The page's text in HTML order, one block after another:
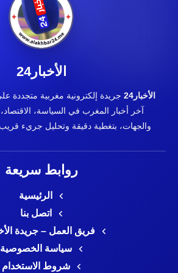
الأخبار24
الأخبار24
جريدة إلكترونية مغربية متجددة
آخر أخبار المغرب في السياسة، الاقتصاد،
والجهات، بتغطية دقيقة وتحليل جريء
روابط سريعة
الرئيسية
اتصل بنا
فريق العمل – جريدة
سياسة الخصوصية
شروط الاستخدام